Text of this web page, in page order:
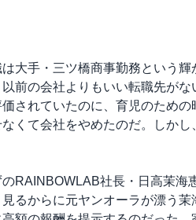
大手・三ツ橋商事勤務という
前の会社よりもいい転職先が
されていたのに、育児のため
くて会社をやめたのだ。しか
RAINBOWLAB社長・日高茉海
るからに元ヤンオーラが漂う